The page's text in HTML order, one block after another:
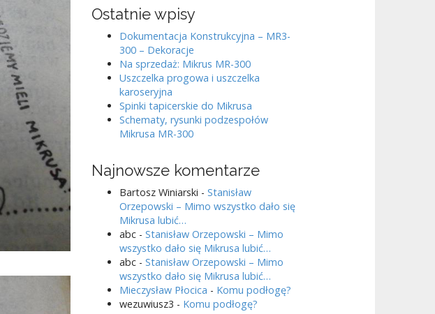
Ostatnie wpisy
Dokumentacja Konstrukcyjna – MR3-
300 – Dekoracje
Na sprzedaż: Mikrus MR-300
Uszczelka progowa i uszczelka
karoseryjna
Spinki tapicerskie do Mikrusa
Schematy, rysunki podzespołów
Mikrusa MR-300
Najnowsze komentarze
Bartosz Winiarski -Stanisław
Orzepowski – Mimo wszystko dało się
Mikrusa lubić…
abc -Stanisław Orzepowski – Mimo
wszystko dało się Mikrusa lubić…
abc -Stanisław Orzepowski – Mimo
wszystko dało się Mikrusa lubić…
Mieczysław Płocica - Komu podłogę?
wezuwiusz3 - Komu podłogę?